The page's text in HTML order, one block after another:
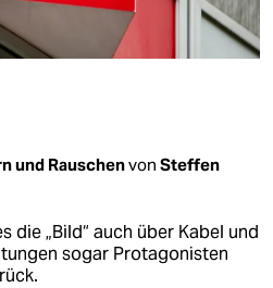
und Rauschenvon Steffen
die „Bild“ auch über Kabel und
sogar Protagonisten